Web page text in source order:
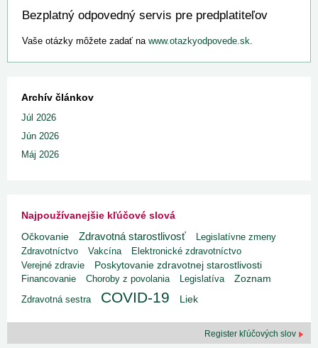
Bezplatný odpovedný servis pre predplatiteľov
Vaše otázky môžete zadať na www.otazkyodpovede.sk.
Archív článkov
Júl 2026
Jún 2026
Máj 2026
Najpoužívanejšie kľúčové slová
Očkovanie Zdravotná starostlivosť
Legislatívne zmeny
Zdravotníctvo
Vakcína
Elektronické zdravotníctvo
Verejné zdravie
Poskytovanie zdravotnej starostlivosti
Financovanie Choroby z povolania Legislatíva
Zoznam
Zdravotná sestra
COVID-19 Liek
Register kľúčových slov